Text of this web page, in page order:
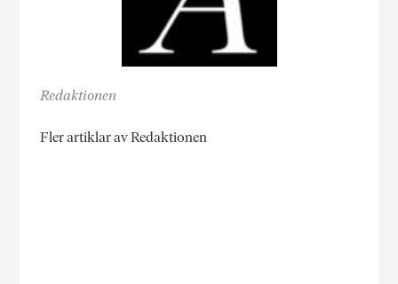
Redaktionen
Fler artiklar av Redaktionen